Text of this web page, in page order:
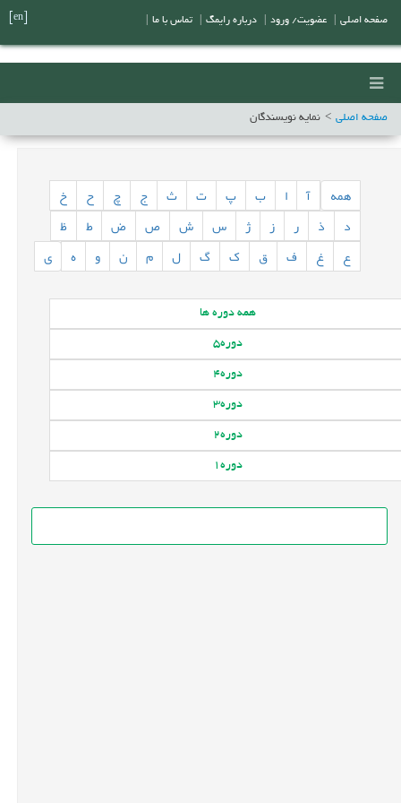
صفحه اصلی نمایه نویسندگان
همه ب پ ت ث ج چ ح
خ
د
ذ ر ز ژ س ش ص ض ط
ظ
ع
غ ف ق ک گ ل م ن و ه ی
همه دوره ها
دوره5
دوره4
دوره3
دوره2
دوره1
صفحه اصلی عضویت/ ورود درباره رایمگ تماس با ما